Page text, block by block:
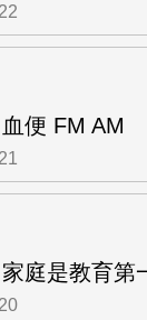
便 FM AM
庭是教育第